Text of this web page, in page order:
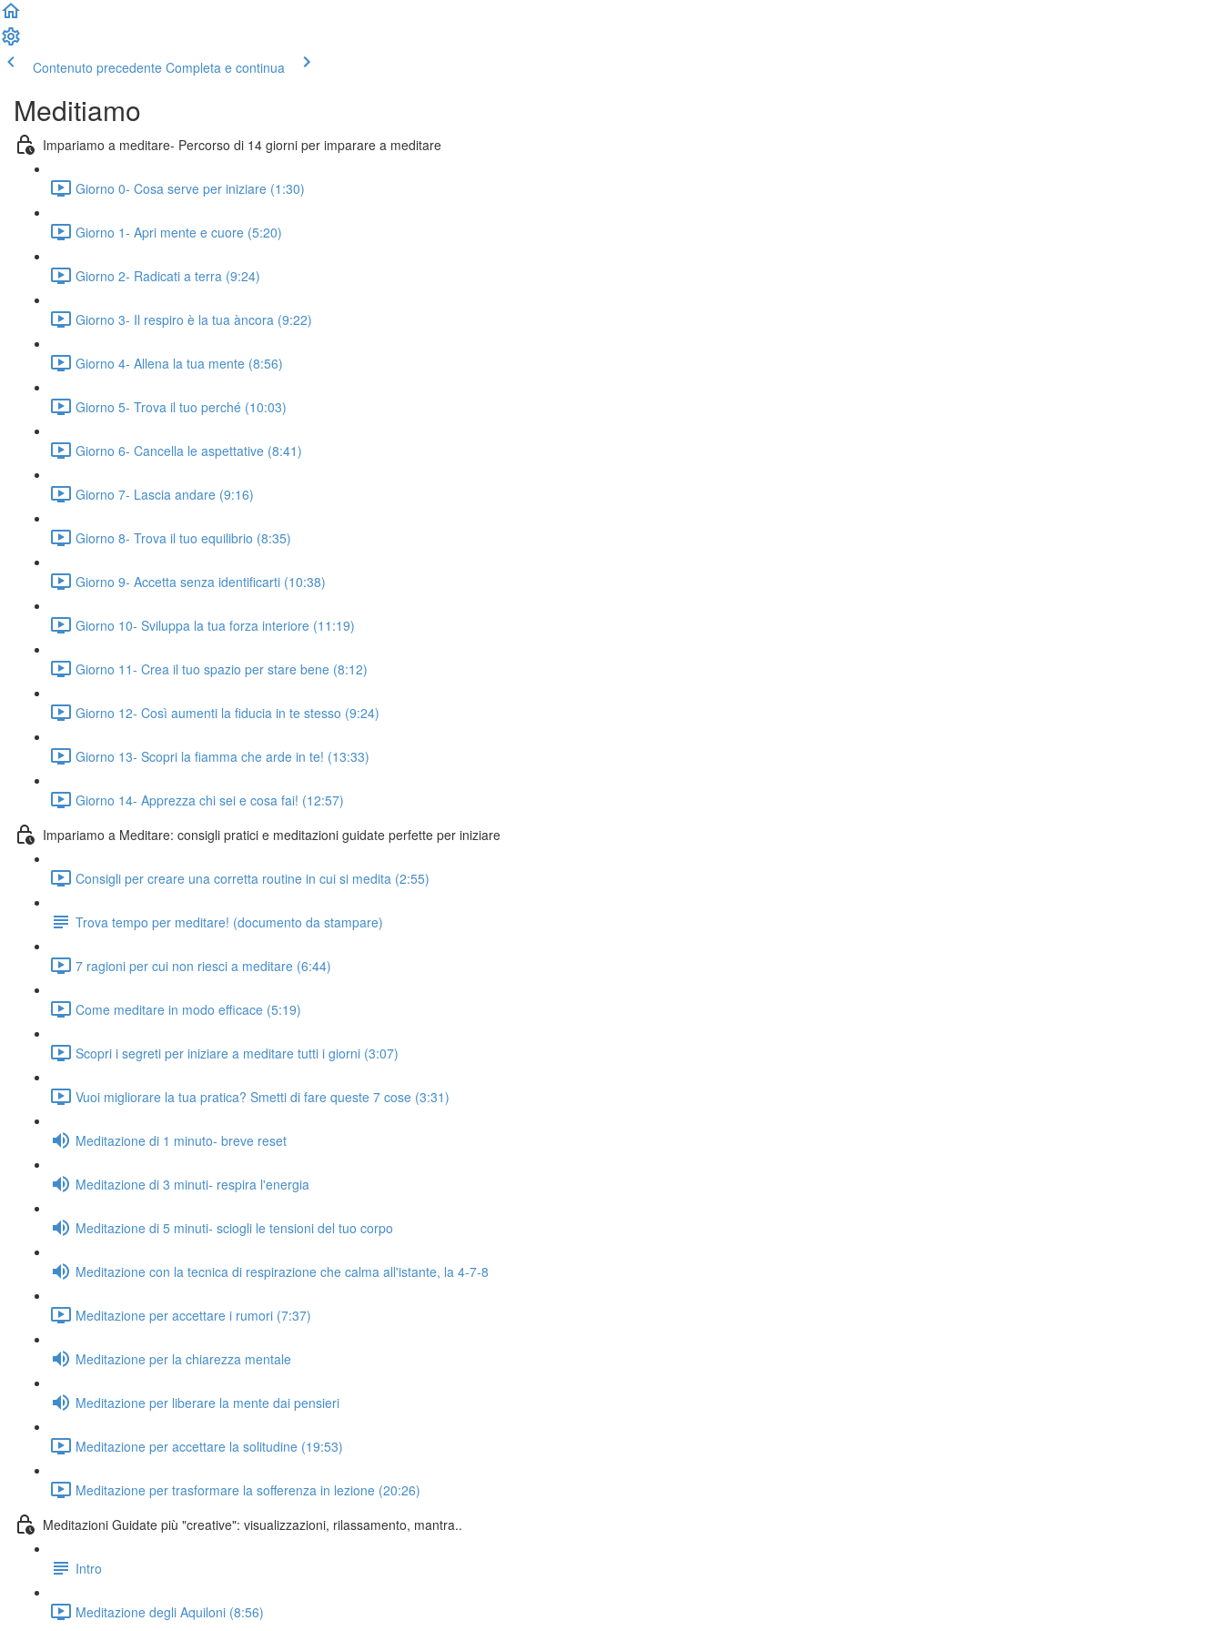
Contenuto precedente Completa e continua
Meditiamo
Impariamo a meditare- Percorso di 14 giorni per imparare a meditare
Giorno 0- Cosa serve per iniziare (1:30)
Giorno 1- Apri mente e cuore (5:20)
Giorno 2- Radicati a terra (9:24)
Giorno 3- Il respiro è la tua àncora (9:22)
Giorno 4- Allena la tua mente (8:56)
Giorno 5- Trova il tuo perché (10:03)
Giorno 6- Cancella le aspettative (8:41)
Giorno 7- Lascia andare (9:16)
Giorno 8- Trova il tuo equilibrio (8:35)
Giorno 9- Accetta senza identificarti (10:38)
Giorno 10- Sviluppa la tua forza interiore (11:19)
Giorno 11- Crea il tuo spazio per stare bene (8:12)
Giorno 12- Così aumenti la fiducia in te stesso (9:24)
Giorno 13- Scopri la fiamma che arde in te! (13:33)
Giorno 14- Apprezza chi sei e cosa fai! (12:57)
Impariamo a Meditare: consigli pratici e meditazioni guidate perfette per iniziare
Consigli per creare una corretta routine in cui si medita (2:55)
Trova tempo per meditare! (documento da stampare)
7 ragioni per cui non riesci a meditare (6:44)
Come meditare in modo efficace (5:19)
Scopri i segreti per iniziare a meditare tutti i giorni (3:07)
Vuoi migliorare la tua pratica? Smetti di fare queste 7 cose (3:31)
Meditazione di 1 minuto- breve reset
Meditazione di 3 minuti- respira l'energia
Meditazione di 5 minuti- sciogli le tensioni del tuo corpo
Meditazione con la tecnica di respirazione che calma all'istante, la 4-7-8
Meditazione per accettare i rumori (7:37)
Meditazione per la chiarezza mentale
Meditazione per liberare la mente dai pensieri
Meditazione per accettare la solitudine (19:53)
Meditazione per trasformare la sofferenza in lezione (20:26)
Meditazioni Guidate più "creative": visualizzazioni, rilassamento, mantra..
Intro
Meditazione degli Aquiloni (8:56)